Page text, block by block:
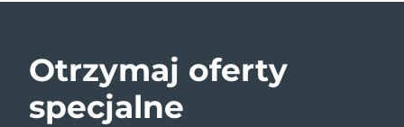
Otrzymaj oferty
specjalne